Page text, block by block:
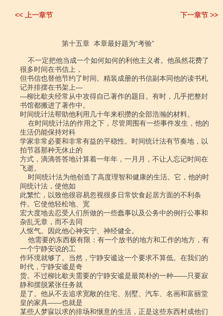
<< 上一章节 下一章节 >>
很多时间在书信上，
但书信也替他节约了时间。精装成册的书信副本同他的读书札
记并排摆在书架上―
―柳比歇夫经常从中攻得自己著作的题目。有时，几乎把整封
书馆都搬进了著作中。
时间统计法帮助他利用几十年来积攒的全部浩瀚的材料。
生活仍能保持对科
学家非常必要和非常有益的平稳性。时间统计法有节奏地，以
拍节器那种无休止的
方式，滴滴答答地计算着一年年，一月月，不让人忘记时间在
飞逝。
间统计法，使他如
此繁忙，以致他很容易忽视很多日常饮食起居方面的不利条
件。它使他轻松地、宽
宏大度地去忍受人们所做的一些蠢事以及公务中的例行公事和
杂乱无章，而不去同
人怄气。因此他心神安宁、神经健全。
一个宁静安说的工
作环境就够了。当然，宁静安谧这一个要求不算低。在我们的
时代，宁静安谧是奇
货。不过柳比歇夫需要的宁静安谧是最简朴的一种――只要寂
静和摆脱紧张任务就
是了。他从不去追求宽敞的住宅、别墅、汽车、名画和富丽堂
皇的家具――也就是
某些人梦寐以求的排场和惬意的生活，正是这些东西村成他们